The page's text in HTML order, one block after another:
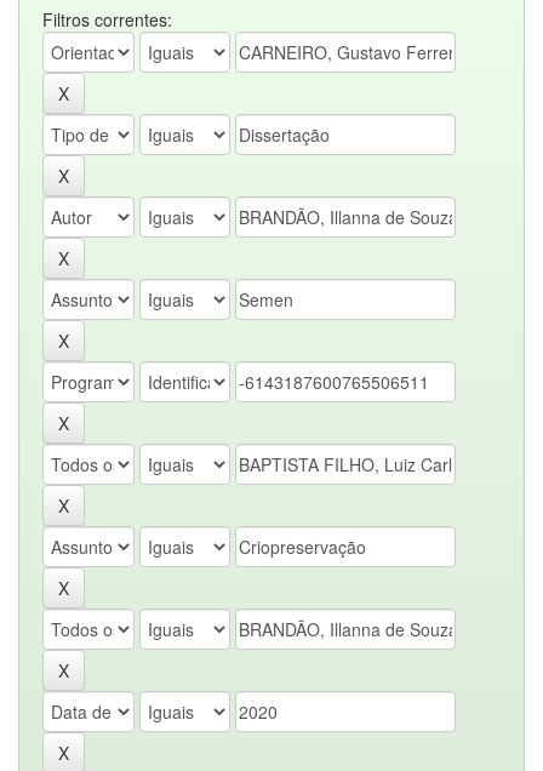
Filtros correntes: